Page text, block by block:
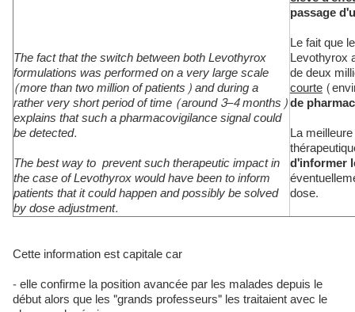
The fact that the switch between both Levothyrox
formulations was performed on a very large scale
(more than two million of patients) and during a
rather very short period of time (around 3–4 months)
explains that such a pharmacovigilance signal could
be detected.
The best way to prevent such therapeutic impact in
the case of Levothyrox would have been to inform
patients that it could happen and possibly be solved
by dose adjustment.
passage
Le fait que
Levothyrox
de deux
courte
de
La
d'informer
dose.
Cette information est capitale car
- elle confirme la position avancée par les malades depuis le
début alors que les "grands professeurs" les traitaient avec le